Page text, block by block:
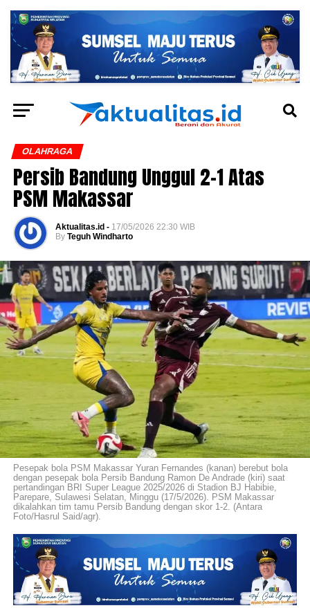
OLAHRAGA
Persib Bandung Unggul 2-1 Atas
PSM Makassar
Aktualitas.id - 17/05/2026 22:30 WIB
By Teguh Windharto
Pesepak bola PSM Makassar Yuran Fernandes (kanan) berebut bola
dengan pesepak bola Persib Bandung Ramon De Andrade (kiri) saat
pertandingan BRI Super League 2025/2026 di Stadion BJ Habibie,
Parepare, Sulawesi Selatan, Minggu (17/5/2026). PSM Makassar
dikalahkan tim tamu Persib Bandung dengan skor 1-2. (Antara
Foto/Hasrul Said/agr).